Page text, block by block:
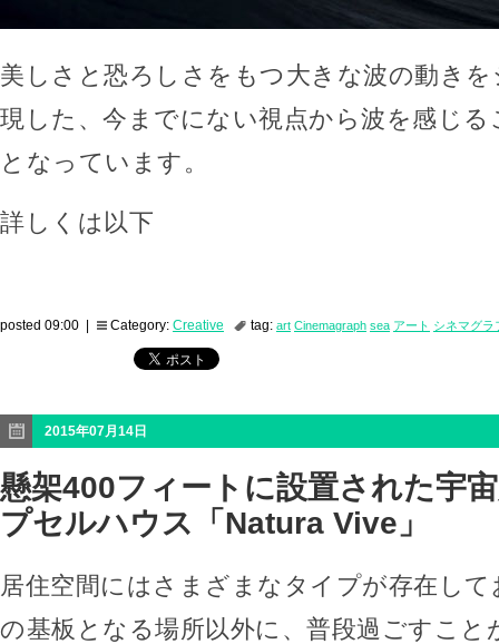
美しさと恐ろしさをもつ大きな波の動き
現した、今までにない視点から波を感じ
となっています。
詳しくは以下
posted 09:00 | Category: Creative tag: art Cinemagraph sea アート シネマグラ
2015年07月14日
懸架400フィートに設置された宇
プセルハウス「Natura Vive」
居住空間にはさまざまなタイプが存在して
の基板となる場所以外に、普段過ごすこと